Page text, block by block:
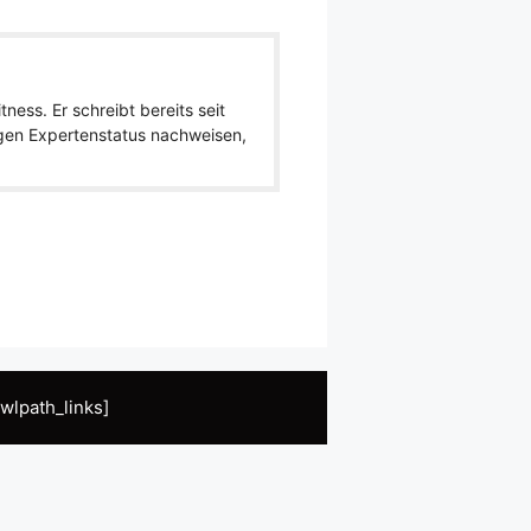
Er schreibt bereits seit
Expertenstatus nachweisen,